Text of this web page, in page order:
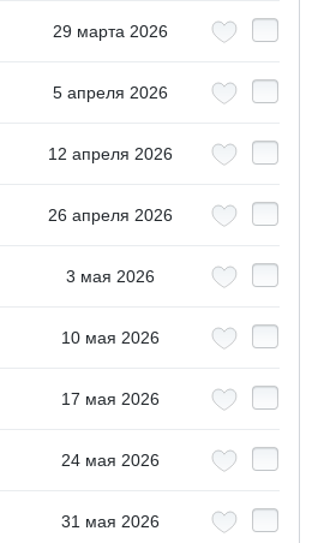
29 марта 2026
5 апреля 2026
12 апреля 2026
26 апреля 2026
3 мая 2026
10 мая 2026
17 мая 2026
24 мая 2026
31 мая 2026